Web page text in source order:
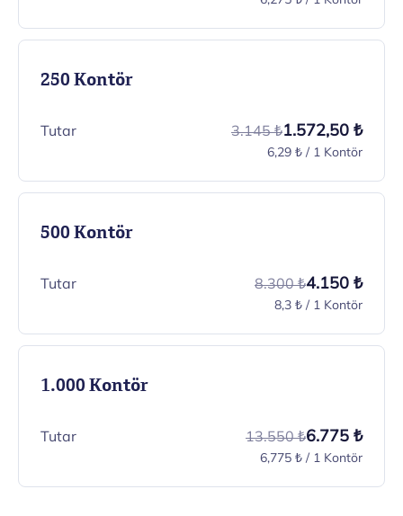
250 Kontör
Tutar 3.145 ₺1.572,50 ₺
6,29 ₺ / 1 Kontör
500 Kontör
Tutar 8.300 ₺4.150 ₺
8,3 ₺ / 1 Kontör
1.000 Kontör
Tutar 13.550 ₺6.775 ₺
6,775 ₺ / 1 Kontör